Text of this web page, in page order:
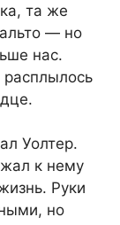
та же
— но
нас.
Уолтер.
к нему
Руки
но